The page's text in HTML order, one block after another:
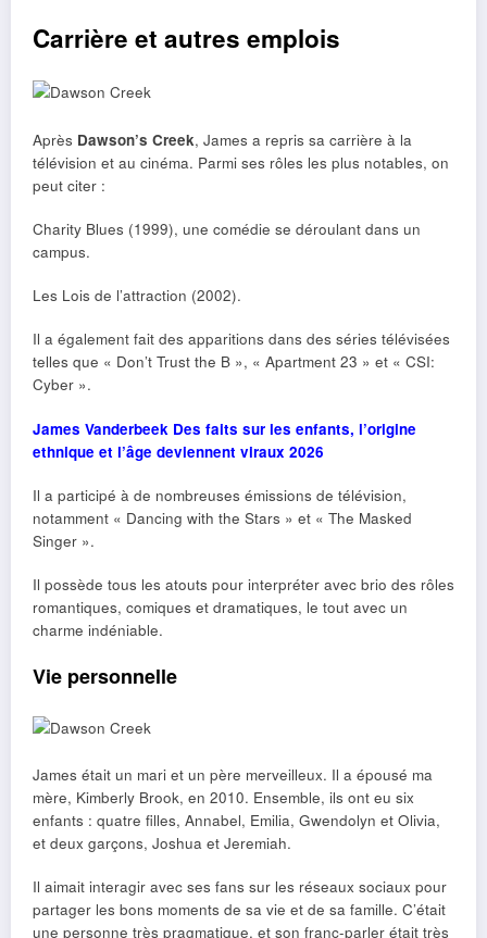
Carrière et autres emplois
Après Dawson’s Creek, James a repris sa carrière à la
télévision et au cinéma. Parmi ses rôles les plus notables, on
peut citer :
Charity Blues (1999), une comédie se déroulant dans un
campus.
Les Lois de l’attraction (2002).
Il a également fait des apparitions dans des séries télévisées
telles que « Don’t Trust the B », « Apartment 23 » et « CSI:
Cyber ».
James Vanderbeek Des faits sur les enfants, l’origine
ethnique et l’âge deviennent viraux 2026
Il a participé à de nombreuses émissions de télévision,
notamment « Dancing with the Stars » et « The Masked
Singer ».
Il possède tous les atouts pour interpréter avec brio des rôles
romantiques, comiques et dramatiques, le tout avec un
charme indéniable.
Vie personnelle
James était un mari et un père merveilleux. Il a épousé ma
mère, Kimberly Brook, en 2010. Ensemble, ils ont eu six
enfants : quatre filles, Annabel, Emilia, Gwendolyn et Olivia,
et deux garçons, Joshua et Jeremiah.
Il aimait interagir avec ses fans sur les réseaux sociaux pour
partager les bons moments de sa vie et de sa famille. C’était
une personne très pragmatique, et son franc-parler était très